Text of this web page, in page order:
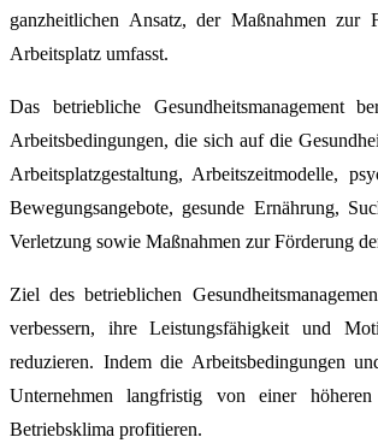
ganzheitlichen Ansatz, der Maßnahmen zur
Arbeitsplatz umfasst.
Das betriebliche Gesundheitsmanagement
Arbeitsbedingungen, die sich auf die
Arbeitsplatzgestaltung, Arbeitszeitmodelle,
Bewegungsangebote, gesunde Ernährung,
Verletzung sowie Maßnahmen zur Förderung
Ziel des betrieblichen
verbessern, ihre Leistungsfähigkeit und
reduzieren. Indem die Arbeitsbedingungen
Unternehmen langfristig von einer
Betriebsklima profitieren.